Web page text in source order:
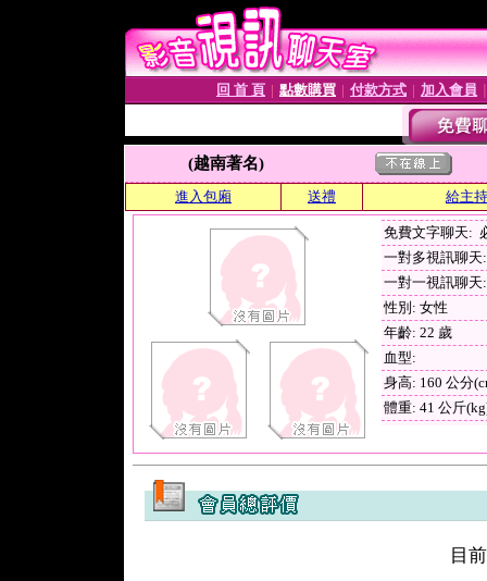
回 首 頁 點數購買 付款方式 加入會員
(越南著名)
進入包廂 送禮 給主
免費文字聊天:
一對多視訊聊天
一對一視訊聊天
性別: 女性
年齡: 22 歲
血型:
身高: 160 公分
體重: 41 公斤
目